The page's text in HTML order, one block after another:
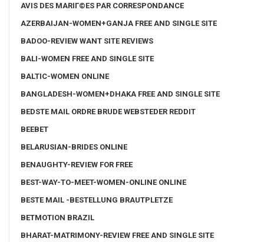
AVIS DES MARIГ©ES PAR CORRESPONDANCE
AZERBAIJAN-WOMEN+GANJA FREE AND SINGLE SITE
BADOO-REVIEW WANT SITE REVIEWS
BALI-WOMEN FREE AND SINGLE SITE
BALTIC-WOMEN ONLINE
BANGLADESH-WOMEN+DHAKA FREE AND SINGLE SITE
BEDSTE MAIL ORDRE BRUDE WEBSTEDER REDDIT
BEEBET
BELARUSIAN-BRIDES ONLINE
BENAUGHTY-REVIEW FOR FREE
BEST-WAY-TO-MEET-WOMEN-ONLINE ONLINE
BESTE MAIL -BESTELLUNG BRAUTPLETZE
BETMOTION BRAZIL
BHARAT-MATRIMONY-REVIEW FREE AND SINGLE SITE